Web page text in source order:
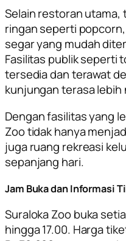
Selain restoran utama,
ringan seperti
segar yang mudah
Fasilitas publik seperti
tersedia dan terawat
kunjungan terasa lebih
Dengan fasilitas yang
Zoo tidak hanya
juga ruang rekreasi
sepanjang hari.
Jam Buka dan Informasi
Suraloka Zoo buka
hingga 17.00. Harga